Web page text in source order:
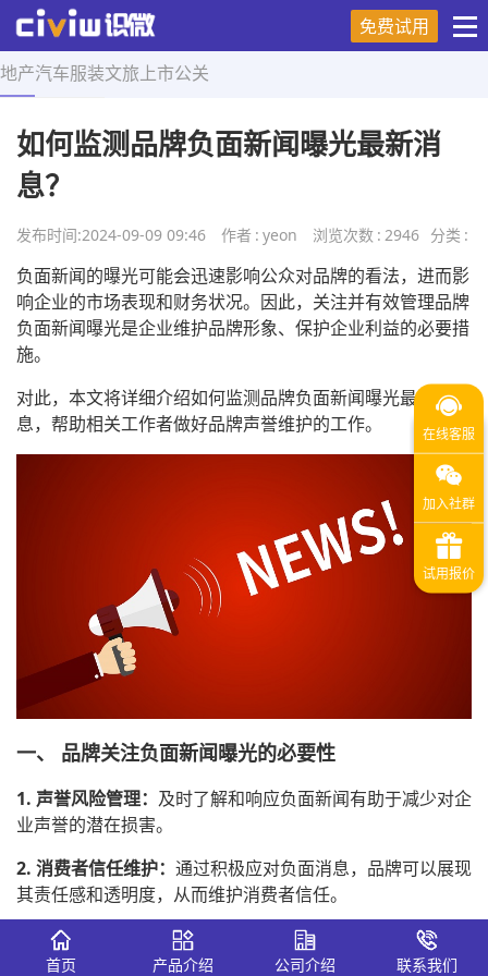
免费试用
地产汽车服装文旅 上市公关
首页 > 营销技巧 > 正文
如何监测品牌负面新闻曝光最新消
息？
发布时间:2024-09-09 09:46 作者 : yeon 浏览次数 : 2946 分类 :
负面新闻的曝光可能会迅速影响公众对品牌的看法，进而影
响企业的市场表现和财务状况。因此，关注并有效管理品牌
负面新闻曝光是企业维护品牌形象、保护企业利益的必要措
施。
对此，本文将详细介绍如何监测品牌负面新闻曝光最新消
息，帮助相关工作者做好品牌声誉维护的工作。
一、 品牌关注负面新闻曝光的必要性
1. 声誉风险管理： 及时了解和响应负面新闻有助于减少对企
业声誉的潜在损害。
2. 消费者信任维护： 通过积极应对负面消息，品牌可以展现
其责任感和透明度，从而维护消费者信任。
3. 市场竞争力保持：有效的舆情管理可以帮助品牌在竞争中
保持清白的形象，避免市场份额流失。
首页 产品介绍 公司介绍 联系我们